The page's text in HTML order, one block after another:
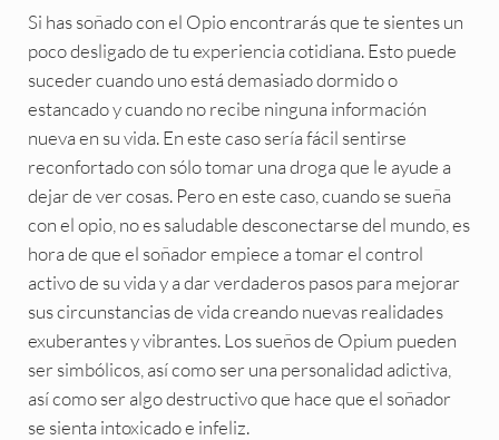
Si has soñado con el Opio encontrarás que te sientes un
poco desligado de tu experiencia cotidiana. Esto puede
suceder cuando uno está demasiado dormido o
estancado y cuando no recibe ninguna información
nueva en su vida. En este caso sería fácil sentirse
reconfortado con sólo tomar una droga que le ayude a
dejar de ver cosas. Pero en este caso, cuando se sueña
con el opio, no es saludable desconectarse del mundo, es
hora de que el soñador empiece a tomar el control
activo de su vida y a dar verdaderos pasos para mejorar
sus circunstancias de vida creando nuevas realidades
exuberantes y vibrantes. Los sueños de Opium pueden
ser simbólicos, así como ser una personalidad adictiva,
así como ser algo destructivo que hace que el soñador
se sienta intoxicado e infeliz.